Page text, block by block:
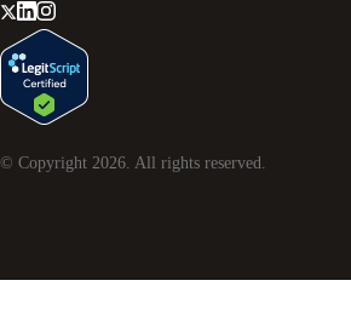
© Copyright 2026 . All rights reserved.